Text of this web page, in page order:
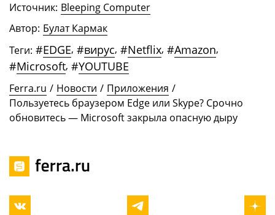
Источник: Bleeping Computer
Автор: Булат Кармак
Теги: #EDGE, #вирус, #Netflix, #Amazon,
#Microsoft, #YOUTUBE
Ferra.ru / Новости / Приложения /
Пользуетесь браузером Edge или Skype? Срочно
обновитесь — Microsoft закрыла опасную дыру